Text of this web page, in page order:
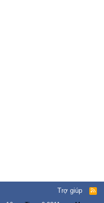
Trợ giúp
R